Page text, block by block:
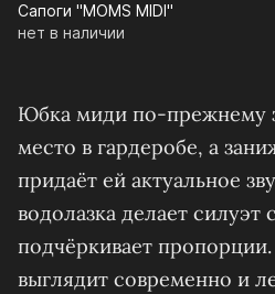
Сапоги "MOMS MIDI"
нет в наличии
Юбка миди по-прежнему
место в гардеробе, а
придаёт ей актуальное
водолазка делает
подчёркивает
выглядит современно и